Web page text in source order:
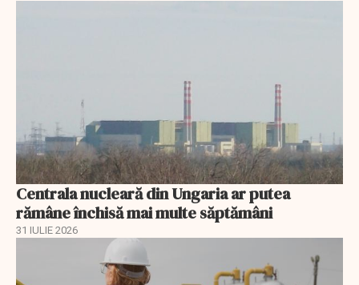
Centrala nucleară din Ungaria ar putea
rămâne închisă mai multe săptămâni
31 IULIE 2026